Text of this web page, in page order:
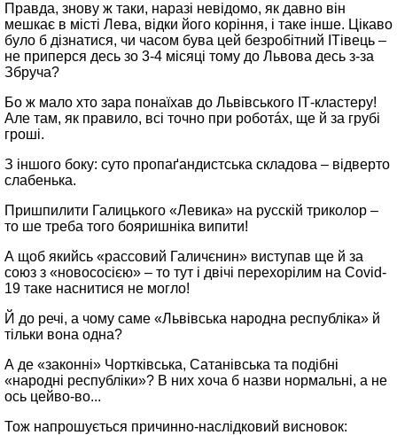
Правда, знову ж таки, наразі невідомо, як давно він
мешкає в місті Лева, відки його коріння, і таке інше. Цікаво
було б дізнатися, чи часом бува цей безробітний ІТівець –
не приперся десь зо 3‑4 місяці тому до Львова десь з‑за
Збруча?
Бо ж мало хто зара понаїхав до Львівського ІТ‑кластеру!
Але там, як правило, всі точно при роботáх, ще й за грубі
гроші.
З іншого боку: суто пропаґандистська складова – відверто
слабенька.
Пришпилити Галицького «Левика» на русскій триколор –
то ше треба того бояришніка випити!
А щоб якийсь «рассовий Галичєнин» виступав ще й за
союз з «новососією» – то тут і двічі перехорілим на Covid-
19 таке наснитися не могло!
Й до речі, а чому саме «Львівська народна республіка» й
тільки вона одна?
А де «законні» Чортківська, Сатанівська та подібні
«народні республіки»? В них хоча б назви нормальні, а не
ось цейво‑во...
Тож напрошується причинно‑наслідковий висновок: